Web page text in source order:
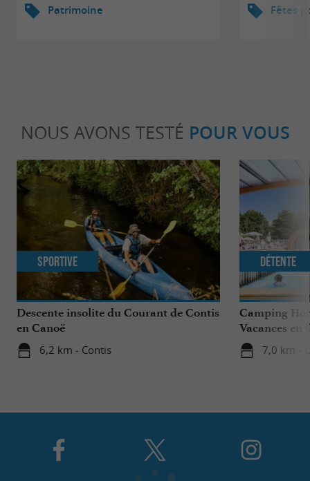
Patrimoine Fêtes
NOUS AVONS TESTÉ POUR VOUS
Descente insolite du Courant de Contis
en Canoë
6,2 km - Contis
Sportive
Camping
Vacances
7,0 km -
Détente